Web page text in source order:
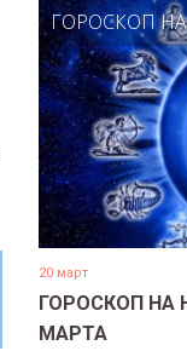
ГОРОСКОП
20 март
ГОРОСКОП НА
МАРТА